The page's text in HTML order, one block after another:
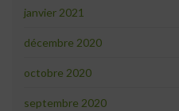
janvier 2021
décembre 2020
octobre 2020
septembre 2020